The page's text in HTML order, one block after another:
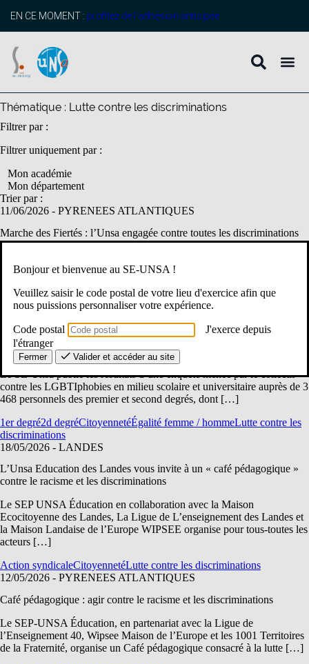
principal
EN CE MOMENT : profitez de l’adhésion anticipée
Thématique : Lutte contre les discriminations
Filtrer par :
Filtrer uniquement par :
Mon académie
Mon département
Trier par :
11/06/2026 - PYRENEES ATLANTIQUES
Marche des Fiertés : l’Unsa engagée contre toutes les discriminations
2026. L’Unsa Éducation y sera présente, comme chaque année pour
Lutte contre les discriminationsUNSA
ÉVARS : une mise en œuvre encore très inégale selon les personnels
de l’Éducation nationale
Le SE-Unsa publie les résultats d’une enquête menée par le collectif
contre les LGBTIphobies en milieu scolaire et universitaire auprès de 3
468 personnels des premier et second degrés, dont […]
1er degré2d degréCitoyennetéÉgalité femme / hommeLutte contre les
discriminations
18/05/2026 - LANDES
L’Unsa Education des Landes vous invite à un « café pédagogique »
contre le racisme et les discriminations
Le SEP UNSA Éducation en collaboration avec la Maison
Ecocitoyenne des Landes, La Ligue de L’enseignement des Landes et
la Maison Landaise de l’Europe WIPSEE organise pour tous-toutes les
acteurs […]
Action syndicaleCitoyennetéLutte contre les discriminations
12/05/2026 - PYRENEES ATLANTIQUES
Café pédagogique : agir contre le racisme et les discriminations
Le SEP-UNSA Éducation, en partenariat avec la Ligue de
l’Enseignement 40, Wipsee Maison de l’Europe et les 1001 Territoires
de la Fraternité, organise un Café pédagogique consacré à la lutte […]
Bonjour et bienvenue au SE-UNSA !
Veuillez saisir le code postal de votre lieu d'exercice afin que
nous puissions personnaliser votre expérience.
Code postal
J'exerce depuis
l'étranger
Fermer Valider et accéder au site